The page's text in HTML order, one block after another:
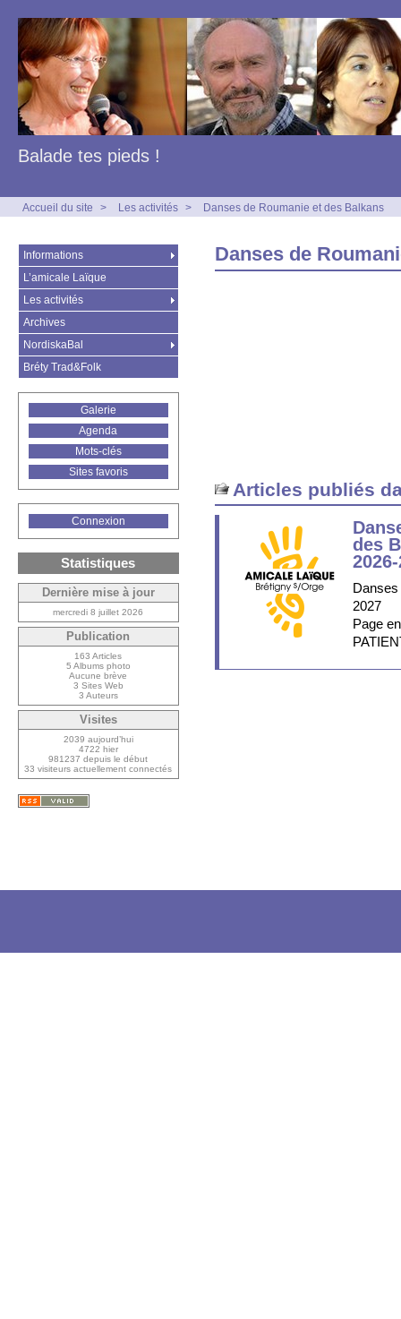
Balade tes pieds !
Accueil du site > Les activités > Danses de Roumanie et des Balkans
Danses de
Articles publiés
des
2027
Page
Informations
L’amicale Laïque
Les activités
Archives
NordiskaBal
Bréty Trad&Folk
Galerie
Agenda
Mots-clés
Sites favoris
Connexion
Statistiques
Dernière mise à jour
mercredi 8 juillet 2026
Publication
163 Articles
5 Albums photo
Aucune brève
3 Sites Web
3 Auteurs
Visites
2039 aujourd’hui
4722 hier
981237 depuis le début
33 visiteurs actuellement connectés